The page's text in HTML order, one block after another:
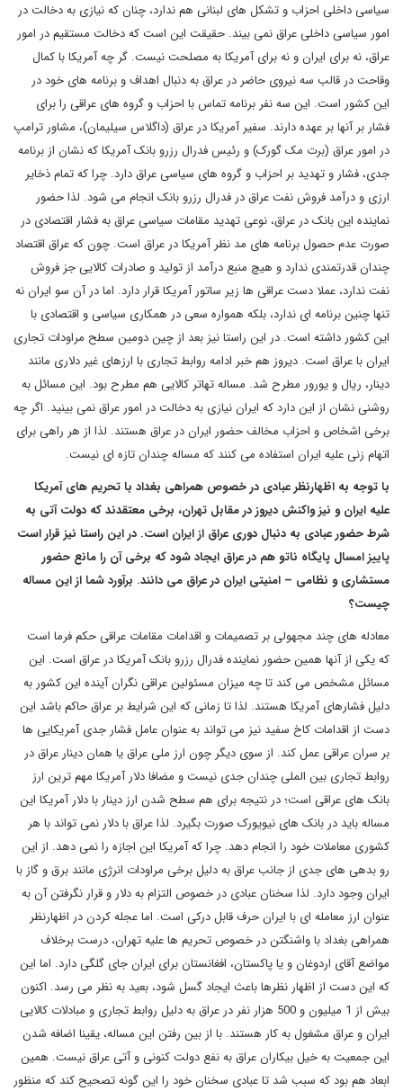
سیاسی داخلی احزاب و تشکل های لبنانی هم ندارد، چنان که نیازی به دخالت در
امور سیاسی داخلی عراق نمی بیند. حقیقت این است که دخالت مستقیم در امور
عراق، نه برای ایران و نه برای آمریکا به مصلحت نیست. گر چه آمریکا با کمال
وقاحت در قالب سه نیروی حاضر در عراق به دنبال اهداف و برنامه های خود در
این کشور است. این سه نفر برنامه تماس با احزاب و گروه های عراقی را برای
فشار بر آنها بر عهده دارند. سفیر آمریکا در عراق (داگلاس سیلیمان)، مشاور ترامپ
در امور عراق (برت مک گورک) و رئیس فدرال رزرو بانک آمریکا که نشان از برنامه
جدی، فشار و تهدید بر احزاب و گروه های سیاسی عراق دارد. چرا که تمام ذخایر
ارزی و درآمد فروش نفت عراق در فدرال رزرو بانک انجام می شود. لذا حضور
نماینده این بانک در عراق، نوعی تهدید مقامات سیاسی عراق به فشار اقتصادی در
صورت عدم حصول برنامه های مد نظر آمریکا در عراق است. چون که عراق اقتصاد
چندان قدرتمندی ندارد و هیچ منبع درآمد از تولید و صادرات کالایی جز فروش
نفت ندارد، عملا دست عراقی ها زیر ساتور آمریکا قرار دارد. اما در آن سو ایران نه
تنها چنین برنامه ای ندارد، بلکه همواره سعی در همکاری سیاسی و اقتصادی با
این کشور داشته است. در این راستا نیز بعد از چین دومین سطح مراودات تجاری
ایران با عراق است. دیروز هم خبر ادامه روابط تجاری با ارزهای غیر دلاری مانند
دینار، ریال و یورور مطرح شد. مساله تهاتر کالایی هم مطرح بود. این مسائل به
روشنی نشان از این دارد که ایران نیازی به دخالت در امور عراق نمی بینید. اگر چه
برخی اشخاص و احزاب مخالف حضور ایران در عراق هستند. لذا از هر راهی برای
اتهام زنی علیه ایران استفاده می کنند که مساله چندان تازه ای نیست.
با توجه به اظهارنظر عبادی در خصوص همراهی بغداد با تحریم های آمریکا
علیه ایران و نیز واکنش دیروز در مقابل تهران، برخی معتقدند که دولت آتی به
شرط حضور عبادی به دنبال دوری عراق از ایران است. در این راستا نیز قرار است
پاییز امسال پایگاه ناتو هم در عراق ایجاد شود که برخی آن را مانع حضور
مستشاری و نظامی – امنیتی ایران در عراق می دانند. برآورد شما از این مساله
چیست؟
معادله های چند مجهولی بر تصمیمات و اقدامات مقامات عراقی حکم فرما است
که یکی از آنها همین حضور نماینده فدرال رزرو بانک آمریکا در عراق است. این
مسائل مشخص می کند تا چه میزان مسئولین عراقی نگران آینده این کشور به
دلیل فشارهای آمریکا هستند. لذا تا زمانی که این شرایط بر عراق حاکم باشد این
دست از اقدامات کاخ سفید نیز می تواند به عنوان عامل فشار جدی آمریکایی ها
بر سران عراقی عمل کند. از سوی دیگر چون ارز ملی عراق یا همان دینار عراق در
روابط تجاری بین الملی چندان جدی نیست و مضافا دلار آمریکا مهم ترین ارز
بانک های عراقی است؛ در نتیجه برای هم سطح شدن ارز دینار با دلار آمریکا این
مساله باید در بانک های نیویورک صورت بگیرد. لذا عراق با دلار نمی تواند با هر
کشوری معاملات خود را انجام دهد. چرا که آمریکا این اجازه را نمی دهد. از این
رو بدهی های جدی از جانب عراق به دلیل برخی مراودات انرژی مانند برق و گاز با
ایران وجود دارد. لذا سخنان عبادی در خصوص التزام به دلار و قرار نگرفتن آن به
عنوان ارز معامله ای با ایران حرف قابل درکی است. اما عجله کردن در اظهارنظر
همراهی بغداد با واشنگتن در خصوص تحریم ها علیه تهران، درست برخلاف
مواضع آقای اردوغان و یا پاکستان، افغانستان برای ایران جای گلگی دارد. اما این
که این دست از اظهار نظرها باعث ایجاد گسل شود، بعید به نظر می رسد. اکنون
بیش از 1 میلیون و 500 هزار نفر در عراق به دلیل روابط تجاری و مبادلات کالایی
ایران و عراق مشغول به کار هستند. با از بین رفتن این مساله، یقینا اضافه شدن
این جمعیت به خیل بیکاران عراق به نفع دولت کنونی و آتی عراق نیست. همین
ابعاد هم بود که سبب شد تا عبادی سخنان خود را این گونه تصحیح کند که منظور